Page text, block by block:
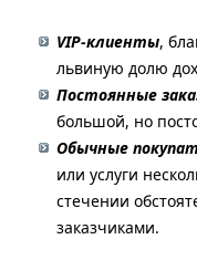
VIP-клиенты,
львиную долю
Постоянные
большой, но
Обычные
или услуги
стечении
заказчиками.